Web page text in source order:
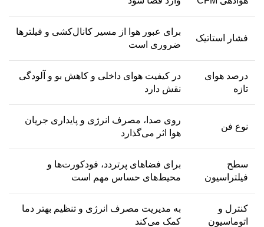
فشار استاتیک
برای عبور هوا از مسیر کانال‌کشی و فیلترها
ضروری است
درصد هوای
تازه
در کیفیت هوای داخلی و کاهش بو و آلودگی
نقش دارد
نوع فن
روی صدا، مصرف انرژی و پایداری جریان
هوا اثر می‌گذارد
سطح
فیلتراسیون
برای فضاهای پرتردد، فودکورت‌ها و
محیط‌های حساس مهم است
کنترل و
اتوماسیون
به مدیریت مصرف انرژی و تنظیم بهتر دما
کمک می‌کند